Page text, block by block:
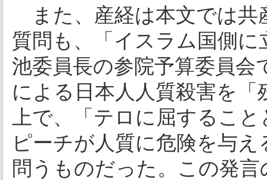
また、産経は本文では共
質問も、「イスラム国側
池委員長の参院予算委員
による日本人人質殺害を「
上で、「テロに屈するこ
ピーチが人質に危険を与
問うものだった。この発